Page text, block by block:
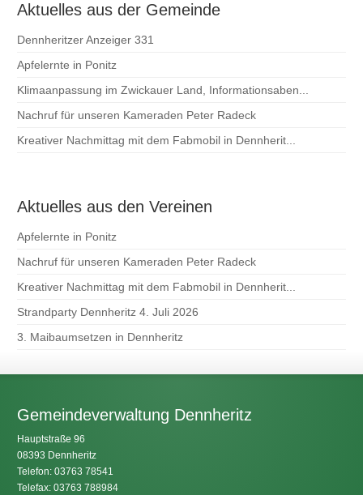
Aktuelles aus der Gemeinde
Dennheritzer Anzeiger 331
Apfelernte in Ponitz
Klimaanpassung im Zwickauer Land, Informationsaben...
Nachruf für unseren Kameraden Peter Radeck
Kreativer Nachmittag mit dem Fabmobil in Dennherit...
Aktuelles aus den Vereinen
Apfelernte in Ponitz
Nachruf für unseren Kameraden Peter Radeck
Kreativer Nachmittag mit dem Fabmobil in Dennherit...
Strandparty Dennheritz 4. Juli 2026
3. Maibaumsetzen in Dennheritz
Gemeindeverwaltung Dennheritz
Hauptstraße 96
08393 Dennheritz
Telefon: 03763 78541
Telefax: 03763 788984